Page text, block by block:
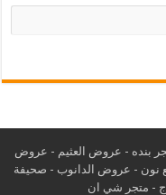
بنده - عروض العثيم - عروض
نون - عروض الدانوب - صحيفة
- متجر شي ان